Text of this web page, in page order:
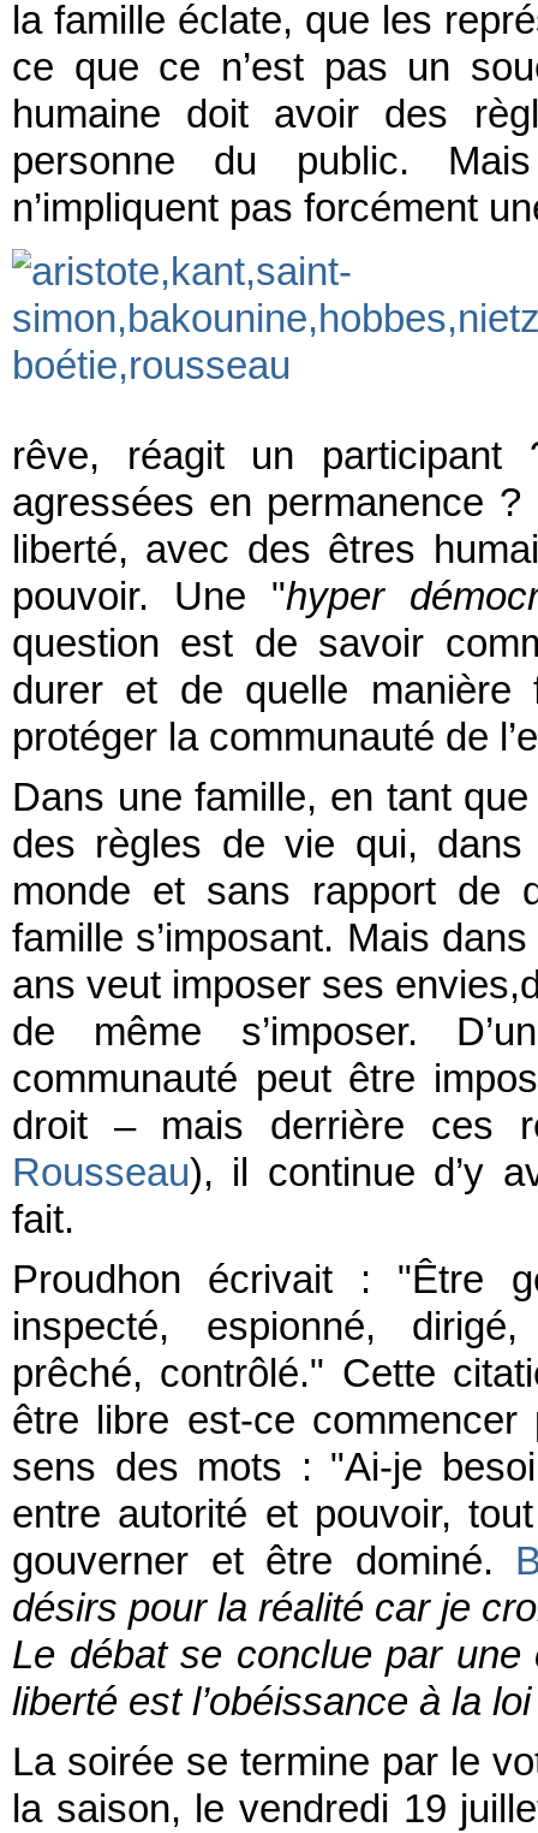
la famille éclate, que les
ce que ce n’est pas un
humaine doit avoir des
personne du public.
n’impliquent pas forcément
rêve, réagit un
agressées en permanence
liberté, avec des êtres
pouvoir. Une "hyper
question est de savoir
durer et de quelle
protéger la communauté de
Dans une famille, en tant
des règles de vie qui, dans
monde et sans rapport de
famille s’imposant. Mais
ans veut imposer ses
de même s’imposer.
communauté peut être
droit – mais derrière ces
Rousseau), il continue d’y
fait.
Proudhon écrivait : "Être
inspecté, espionné,
prêché, contrôlé." Cette
être libre est-ce
sens des mots : "Ai-je
entre autorité et pouvoir,
gouverner et être dominé.
désirs pour la réalité car je
Le débat se conclue par
liberté est l’obéissance à la
La soirée se termine par le
la saison, le vendredi 19